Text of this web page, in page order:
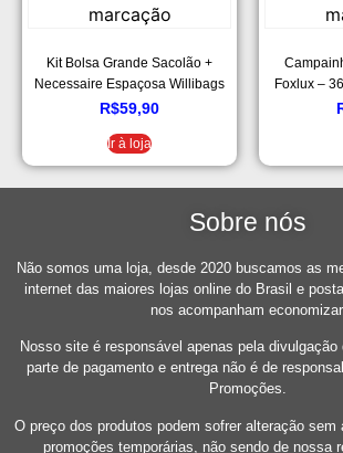
Kit Bolsa Grande Sacolão +
Necessaire Espaçosa Willibags
R$59,90
Ir à loja
Foxlux –
a chuva –
Sobre nós
Não somos uma loja, desde 2020 buscamos as
internet das maiores lojas online do Brasil e
nos acompanham economizar.
Nosso site é responsável apenas pela
parte de pagamento e entrega não é de
Promoções.
O preço dos produtos podem sofrer alteração
promoções temporárias, não sendo de nossa